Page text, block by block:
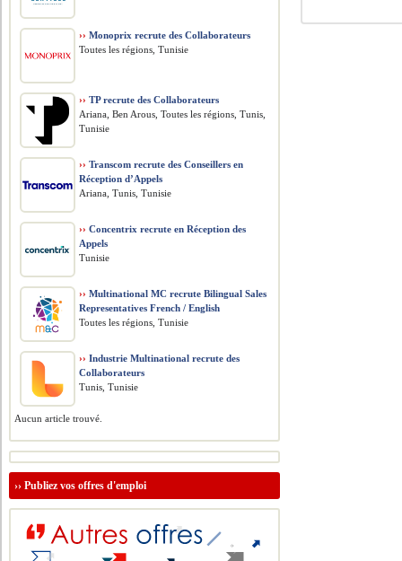
›› Monoprix recrute des Collaborateurs
Toutes les régions, Tunisie
›› TP recrute des Collaborateurs
Ariana, Ben Arous, Toutes les régions, Tunis,
Tunisie
›› Transcom recrute des Conseillers en
Réception d’Appels
Ariana, Tunis, Tunisie
›› Concentrix recrute en Réception des
Appels
Tunisie
›› Multinational MC recrute Bilingual Sales
Representatives French / English
Toutes les régions, Tunisie
›› Industrie Multinational recrute des
Collaborateurs
Tunis, Tunisie
Aucun article trouvé.
››Publiez vos offres d'emploi